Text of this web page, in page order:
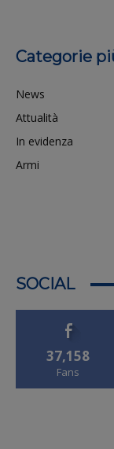
Categorie
News
Attualità
In evidenza
Armi
SOCIAL
37,158
Fans